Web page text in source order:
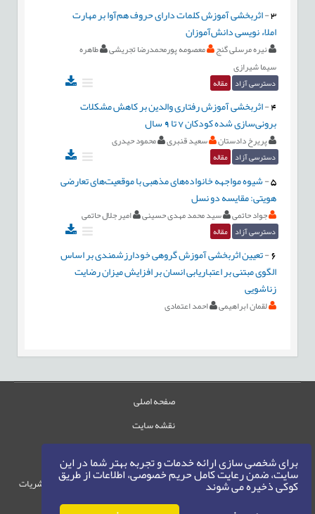
برای شخصی سازی ارائه خدمات و تجربه بهتر شما در این
سایت، ضمن رعایت کامل حریم خصوصی، اطلاعات از طریق
کوکی ذخیره می شوند
3
-اثربخشی آموزش کلمات دارای حروف هم‌آوا بر مهارت
املاء نویسی دانش‌آموزان
نیره مرسلی گنج معصومه پورمحمدرضا تجریشی
طاهره
سیما شیرازی
دسترسی آزاد مقاله
4
-اثربخشی آموزش رفتاری والدین بر کاهش مشکلات
برونی‌سازی شده کودکان 7 تا 9 سال
پریرخ دادستان سعید قنبری محمود حیدری
دسترسی آزاد مقاله
5
-شیوه مواجهه خانواده‌های مذهبی با موقعیت‌های تعارضی
هویتی: مقایسه دو نسل
جواد حاتمی سید محمد مهدی حسینی امیر جلال حاتمی
دسترسی آزاد مقاله
6
-تعیین اثربخشی آموزش گروهی خودارزشمندی بر اساس
الگوی مبتنی بر اعتباریابی انسان بر افزایش میزان رضایت
زناشویی
لقمان ابراهیمی احمد اعتمادی
صفحه اصلی
نقشه سایت
تماس با ما
حقوق این وب‌سایت متعلق به سامانه مدیریت نشریات
رایمگ است.